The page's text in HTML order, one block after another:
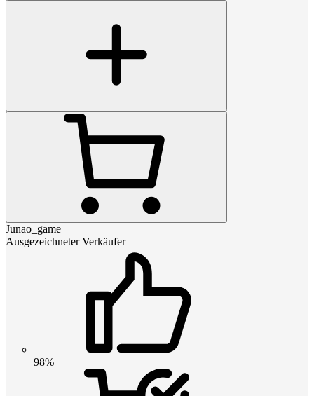
Junao_game
Ausgezeichneter Verkäufer
98%